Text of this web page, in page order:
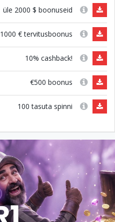
üle 2000 $ boonuseid
1000 € tervitusboonus
10% cashback!
€500 boonus
100 tasuta spinni